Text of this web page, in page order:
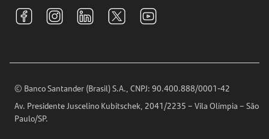
Relações com Investidores
S.A.C
Encontre nossas agências
Horários de Atendimento
Telefones
© Banco Santander (Brasil) S.A., CNPJ: 90.400.888/0001-42
Av. Presidente Juscelino Kubitschek, 2041/2235 – Vila Olímpia – São
Paulo/SP.